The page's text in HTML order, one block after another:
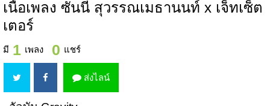
เนื้อเพลง ซันนี่ สุวรรณเมธานนท์ x เจ็ทเซ็ต
เตอร์
มี 1 เพลง 0 แชร์
ส่งไลน์